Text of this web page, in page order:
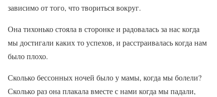
зависимо от того, что твориться вокруг.
Она тихонько стояла в сторонке и радовалась за нас когда
мы достигали каких то успехов, и расстраивалась когда нам
было плохо.
Сколько бессонных ночей было у мамы, когда мы болели?
Сколько раз она плакала вместе с нами когда мы падали,